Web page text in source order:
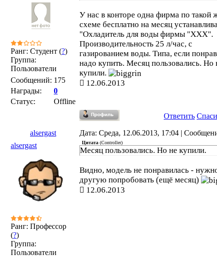
Ранг: Студент (?)
Группа:
Пользователи
Сообщений: 175
Награды:
0
Статус:
Offline
У нас в конторе одна фирма по такой
схеме бесплатно на месяц
"Охладитель для воды фирмы "ХХХ".
Производительность 25 л/час, с
газированием воды. Типа, если
надо купить. Месяц пользовались. Но
купили.
12.06.2013
Ответить
alsergast
Дата: Среда, 12.06.2013, 17:04 |
alsergast
Ранг: Профессор
(?)
Группа:
Пользователи
Цитата (Controller)
Месяц пользовались. Но не купили.
Видно, модель не понравилась -
другую попробовать (ещё месяц)
12.06.2013